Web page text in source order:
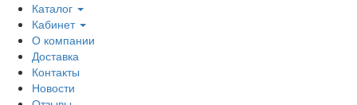
Каталог
Кабинет
О компании
Доставка
Контакты
Новости